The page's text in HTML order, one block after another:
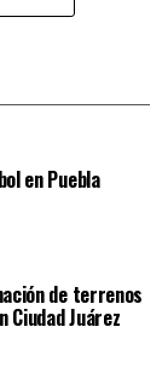
en Puebla
de terrenos
Ciudad Juárez